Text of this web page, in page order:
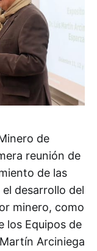
de
reunión de
de las
desarrollo del
minero, como
los Equipos de
Arciniega